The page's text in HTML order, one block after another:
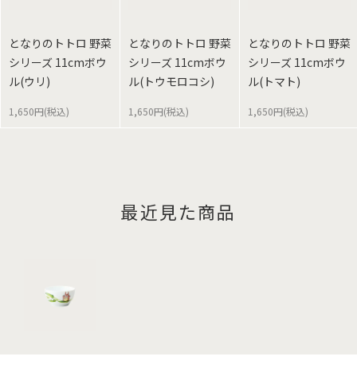
となりのトトロ 野菜
シリーズ 11cmボウ
ル(ウリ)
1,650円(税込)
となりのトトロ 野菜
シリーズ 11cmボウ
ル(トウモロコシ)
1,650円(税込)
となりのトトロ 野菜
シリーズ 11cmボウ
ル(トマト)
1,650円(税込)
最近見た商品